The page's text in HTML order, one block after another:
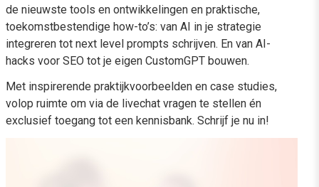
de nieuwste tools en ontwikkelingen en praktische,
toekomstbestendige how-to’s: van AI in je strategie
integreren tot next level prompts schrijven. En van AI-
hacks voor SEO tot je eigen CustomGPT bouwen.
Met inspirerende praktijkvoorbeelden en case studies,
volop ruimte om via de livechat vragen te stellen én
exclusief toegang tot een kennisbank. Schrijf je nu in!